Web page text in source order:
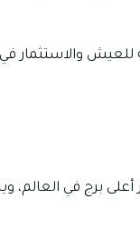
والاستثمار في